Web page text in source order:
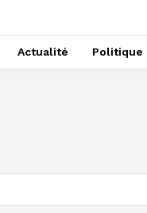
Actualité Politique